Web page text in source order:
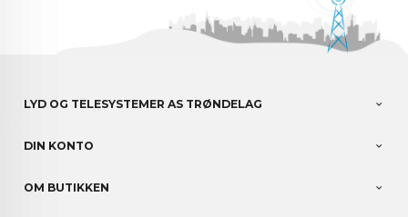
LYD OG TELESYSTEMER AS TRØNDELAG
DIN KONTO
OM BUTIKKEN